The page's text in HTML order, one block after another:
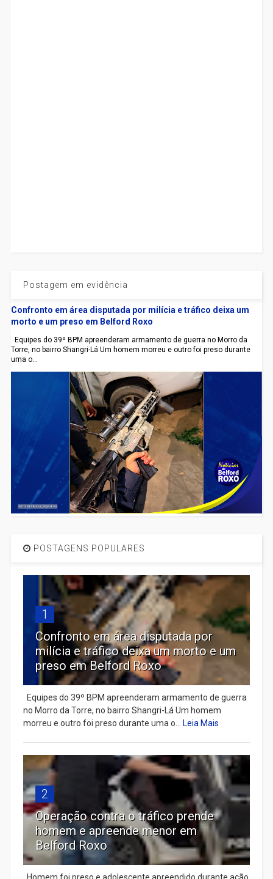
Postagem em evidência
Confronto em área disputada por milícia e tráfico deixa um
morto e um preso em Belford Roxo
Equipes do 39º BPM apreenderam armamento de guerra no Morro da
Torre, no bairro Shangri-Lá Um homem morreu e outro foi preso durante
uma o...
POSTAGENS POPULARES
1
Confronto em área disputada por
milícia e tráfico deixa um morto e um
preso em Belford Roxo
Equipes do 39º BPM apreenderam armamento de guerra
no Morro da Torre, no bairro Shangri-Lá Um homem
morreu e outro foi preso durante uma o... Leia Mais
2
Operação contra o tráfico prende
homem e apreende menor em
Belford Roxo
Homem foi preso e adolescente apreendido durante ação